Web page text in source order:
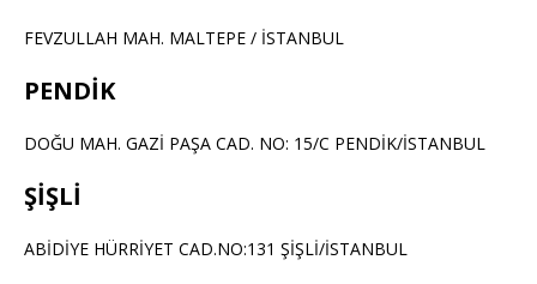
FEVZULLAH MAH. MALTEPE / İSTANBUL
PENDİK
DOĞU MAH. GAZİ PAŞA CAD. NO: 15/C PENDİK/İSTANBUL
ŞİŞLİ
ABİDİYE HÜRRİYET CAD.NO:131 ŞİŞLİ/İSTANBUL